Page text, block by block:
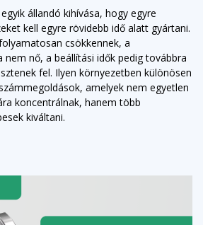
állandó kihívása, hogy egyre
kell egyre rövidebb idő alatt gyártani.
csökkennek, a
nem nő, a beállítási idők pedig továbbra
fel. Ilyen környezetben különösen
amelyek nem egyetlen
koncentrálnak, hanem több
kiváltani.